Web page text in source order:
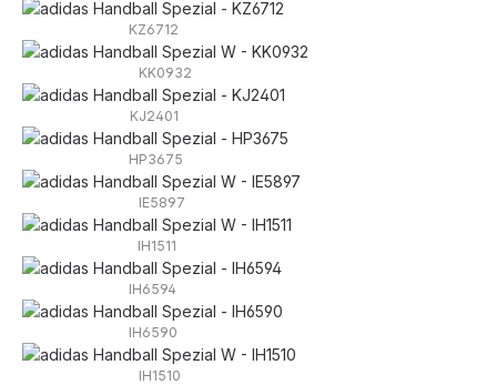
KZ6712
KK0932
KJ2401
HP3675
IE5897
IH1511
IH6594
IH6590
IH1510